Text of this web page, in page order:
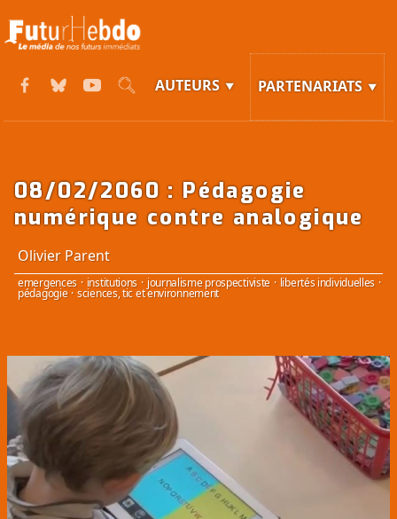
AUTEURS PARTENARIATS
08/02/2060 : Pédagogie
numérique contre analogique
Olivier Parent
emergences · institutions · journalisme prospectiviste · libertés individuelles ·
pédagogie · sciences, tic et environnement